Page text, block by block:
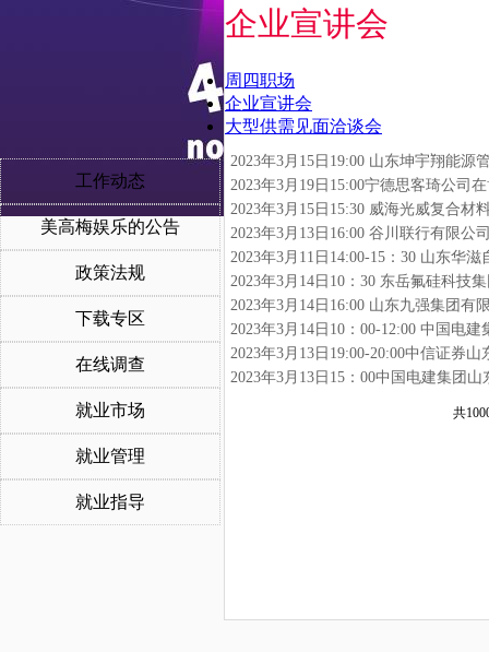
工作动态
美高梅娱乐的公告
政策法规
下载专区
在线调查
就业市场
就业管理
就业指导
企业宣讲会
周四职场
企业宣讲会
大型供需见面洽谈会
2023年3月15日19:00 山东坤宇翔能源
2023年3月19日15:00宁德思客琦公司
2023年3月15日15:30 威海光威复合材
2023年3月13日16:00 谷川联行有限公
2023年3月11日14:00-15：30 山东华
2023年3月14日10：30 东岳氟硅科技
2023年3月14日16:00 山东九强集团有
2023年3月14日10：00-12:00 中国电
2023年3月13日19:00-20:00中信证券
共